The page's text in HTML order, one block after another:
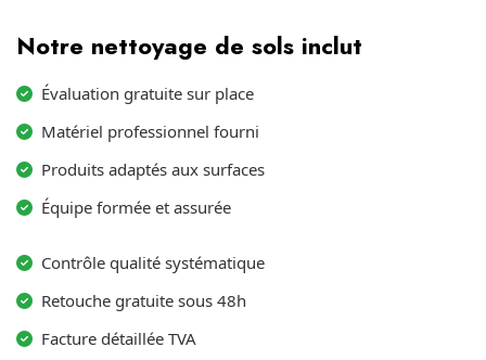
Notre nettoyage de sols inclut
Évaluation gratuite sur place
Matériel professionnel fourni
Produits adaptés aux surfaces
Équipe formée et assurée
Contrôle qualité systématique
Retouche gratuite sous 48h
Facture détaillée TVA